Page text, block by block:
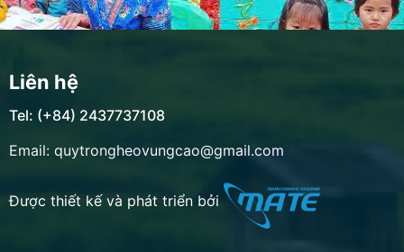
Liên hệ
Tel: (+84) 2437737108
Email: quytrongheovungcao@gmail.com
Được thiết kế và phát triển bởi